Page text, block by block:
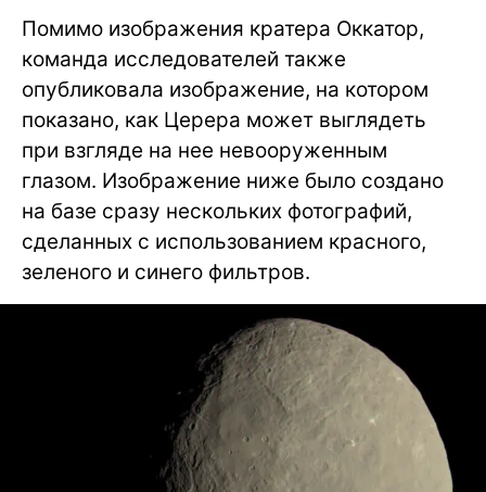
Помимо изображения кратера Оккатор,
команда исследователей также
опубликовала изображение, на котором
показано, как Церера может выглядеть
при взгляде на нее невооруженным
глазом. Изображение ниже было создано
на базе сразу нескольких фотографий,
сделанных с использованием красного,
зеленого и синего фильтров.